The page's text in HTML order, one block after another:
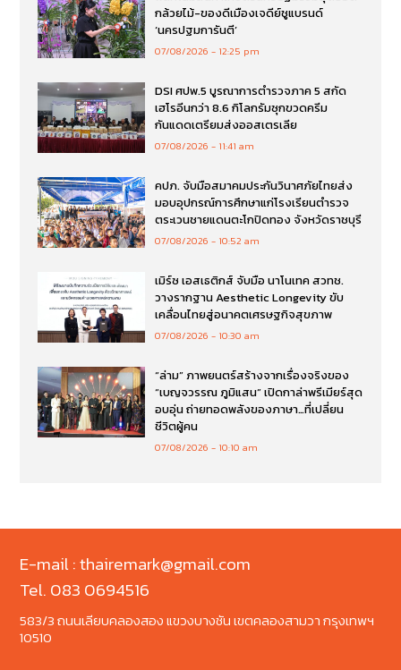
กล้วยไม้-ของดีเมืองเจดีย์ชูแบรนด์
‘นครปฐมการันตี’
07/08/2026 12:25 pm
DSI ศปพ.5 บูรณาการตำรวจภาค 5 สกัด
เฮโรอีนกว่า 8.6 กิโลกรัมซุกขวดครีม
กันแดดเตรียมส่งออสเตรเลีย
07/08/2026 11:41 am
คปภ. จับมือสมาคมประกันวินาศภัยไทยส่ง
มอบอุปกรณ์การศึกษาแก่โรงเรียนตำรวจ
ตระเวนชายแดนตะโกปิดทอง จังหวัดราชบุรี
07/08/2026 10:52 am
เมิร์ซ เอสเธติกส์ จับมือ นาโนเทค สวทช.
วางรากฐาน Aesthetic Longevity ขับ
เคลื่อนไทยสู่อนาคตเศรษฐกิจสุขภาพ
07/08/2026 10:30 am
“ล่าม” ภาพยนตร์สร้างจากเรื่องจริงของ
“เบญจวรรณ ภูมิแสน” เปิดกาล่าพรีเมียร์สุด
อบอุ่น ถ่ายทอดพลังของภาษา…ที่เปลี่ยน
ชีวิตผู้คน
07/08/2026 10:10 am
E-mail : thairemark@gmail.com
Tel. 083 0694516
583/3 ถนนเลียบคลองสอง แขวงบางชัน เขตคลองสามวา กรุงเทพฯ
10510